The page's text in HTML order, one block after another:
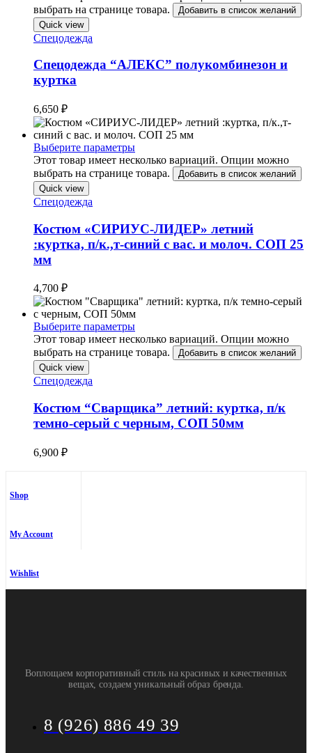
выбрать на странице товара.
Добавить в список желаний
Quick view
Спецодежда
Спецодежда “АЛЕКС” полукомбинезон и
куртка
6,650 ₽
Выберите параметры
Этот товар имеет несколько вариаций. Опции можно
выбрать на странице товара.
Добавить в список желаний
Quick view
Спецодежда
Костюм «СИРИУС-ЛИДЕР» летний
:куртка, п/к.,т-синий с вас. и молоч. СОП 25
мм
4,700 ₽
Выберите параметры
Этот товар имеет несколько вариаций. Опции можно
выбрать на странице товара.
Добавить в список желаний
Quick view
Спецодежда
Костюм “Cварщика” летний: куртка, п/к
темно-серый с черным, СОП 50мм
6,900 ₽
Shop
My Account
Wishlist
Воплощаем корпоративный стиль на красивых и качественных
вещах, создаем уникальный образ бренда.
8 (926) 886 49 39